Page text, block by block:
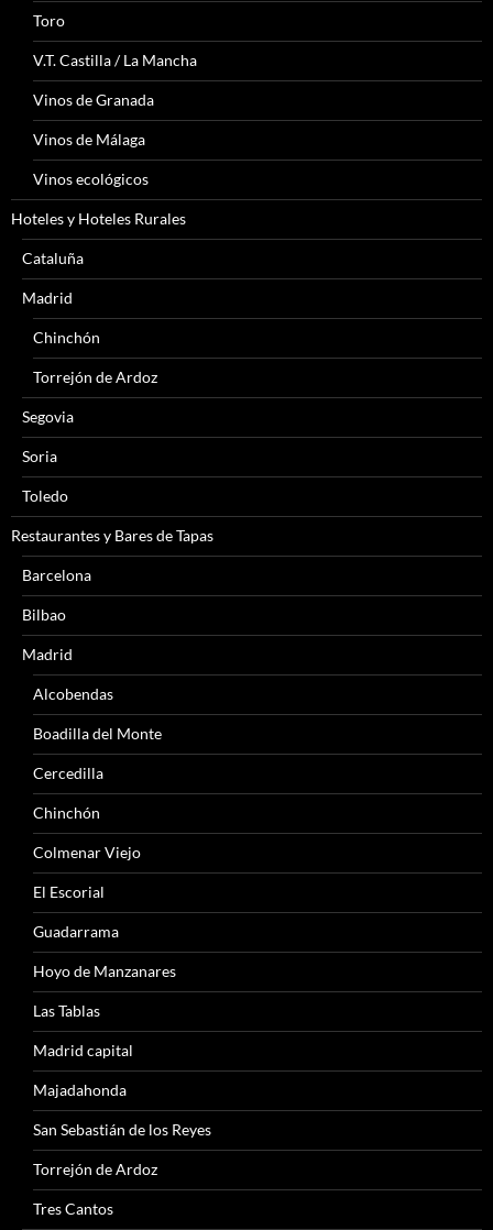
Toro
V.T. Castilla / La Mancha
Vinos de Granada
Vinos de Málaga
Vinos ecológicos
Hoteles y Hoteles Rurales
Cataluña
Madrid
Chinchón
Torrejón de Ardoz
Segovia
Soria
Toledo
Restaurantes y Bares de Tapas
Barcelona
Bilbao
Madrid
Alcobendas
Boadilla del Monte
Cercedilla
Chinchón
Colmenar Viejo
El Escorial
Guadarrama
Hoyo de Manzanares
Las Tablas
Madrid capital
Majadahonda
San Sebastián de los Reyes
Torrejón de Ardoz
Tres Cantos